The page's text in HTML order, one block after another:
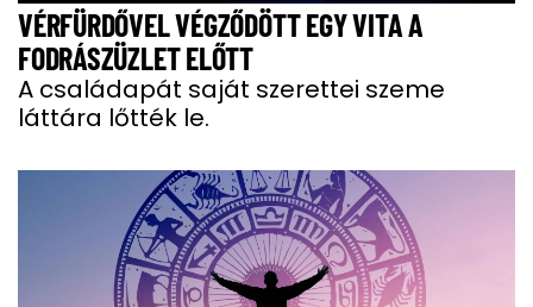
VÉRFÜRDŐVEL VÉGZŐDÖTT EGY VITA A
FODRÁSZÜZLET ELŐTT
A családapát saját szerettei szeme
láttára lőtték le.